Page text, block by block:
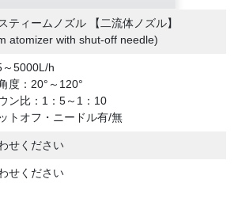
ティームノズル 【二流体ノズル】
atomizer with shut-off needle)
5000L/h
度：20°～120°
ン比：1：5～1：10
トオフ・ニードル有/無
せください
せください